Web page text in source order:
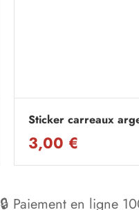
Sticker carreaux
3,00 €
🔒 Paiement en ligne